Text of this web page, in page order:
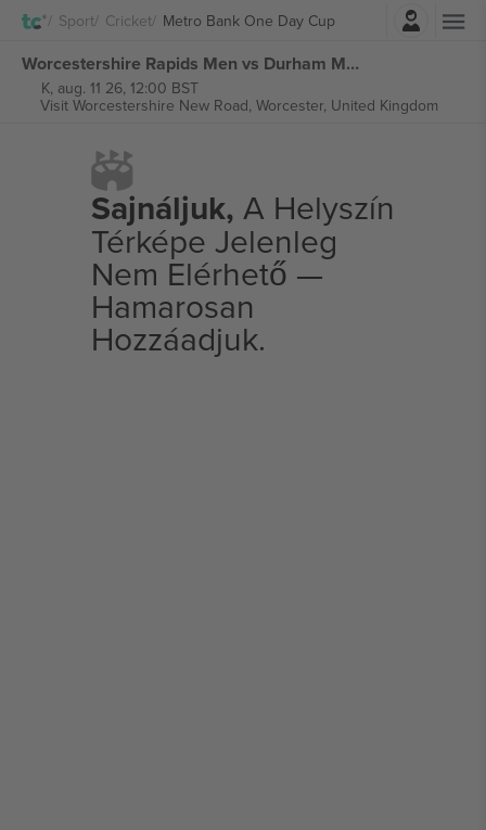
Sport Cricket Metro Bank One Day Cup
Belépés
Worcestershire Rapids Men vs Durham Men Metro Bank One Day Cup jegyek
K, aug. 11 26, 12:00 BST
Visit Worcestershire New Road, Worcester, United Kingdom
Sajnáljuk, A Helyszín
Térképe Jelenleg
Nem Elérhető —
Hamarosan
Hozzáadjuk.